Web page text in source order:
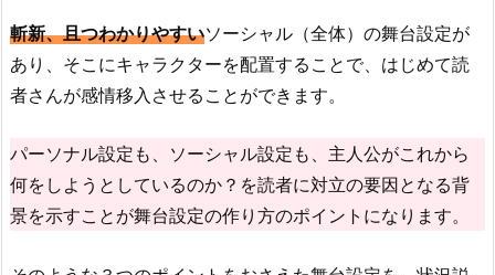
斬新、且つわかりやすいソーシャル（全体）の舞台設定が
あり、そこにキャラクターを配置することで、はじめて読
者さんが感情移入させることができます。
パーソナル設定も、ソーシャル設定も、主人公がこれから
何をしようとしているのか？を読者に対立の要因となる背
景を示すことが舞台設定の作り方のポイントになります。